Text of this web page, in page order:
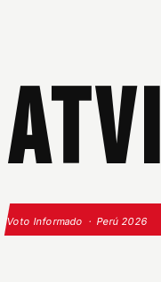
ATVI
Voto Informado · Perú 2026